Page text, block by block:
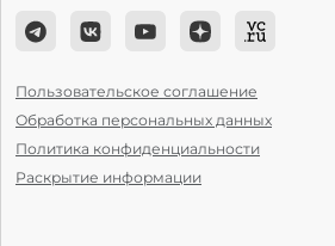
Пользовательское соглашение
Обработка персональных данных
Политика конфиденциальности
Раскрытие информации